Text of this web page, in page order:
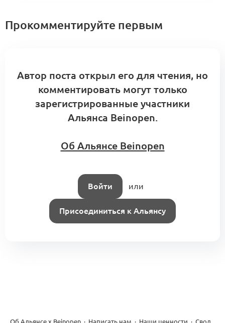
Прокомментируйте первым
Автор поста открыл его для чтения, но
комментировать могут только
зарегистрированные участники
Альянса Beinopen.
Об Альянсе Beinopen
Войти или
Присоединиться к Альянсу
Об Альянсе х Beinopen · Написать нам · Наши ценности · Свод